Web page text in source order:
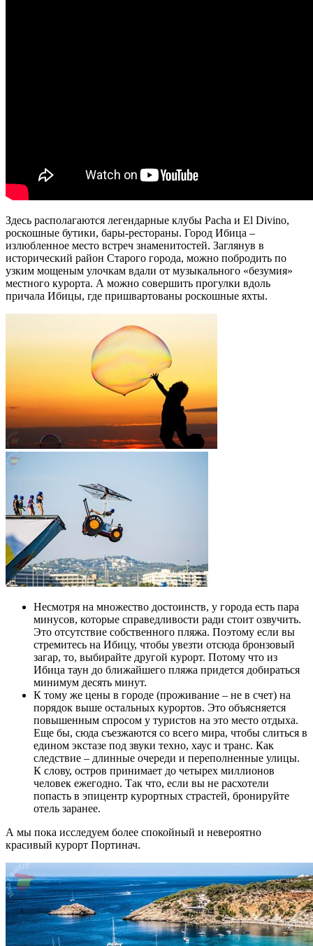
Здесь располагаются легендарные клубы Pacha и El Divino,
роскошные бутики, бары-рестораны. Город Ибица –
излюбленное место встреч знаменитостей. Заглянув в
исторический район Старого города, можно побродить по
узким мощеным улочкам вдали от музыкального «безумия»
местного курорта. А можно совершить прогулки вдоль
причала Ибицы, где пришвартованы роскошные яхты.
Несмотря на множество достоинств, у города есть пара
минусов, которые справедливости ради стоит озвучить.
Это отсутствие собственного пляжа. Поэтому если вы
стремитесь на Ибицу, чтобы увезти отсюда бронзовый
загар, то, выбирайте другой курорт. Потому что из
Ибица таун до ближайшего пляжа придется добираться
минимум десять минут.
К тому же цены в городе (проживание – не в счет) на
порядок выше остальных курортов. Это объясняется
повышенным спросом у туристов на это место отдыха.
Еще бы, сюда съезжаются со всего мира, чтобы слиться в
едином экстазе под звуки техно, хаус и транс. Как
следствие – длинные очереди и переполненные улицы.
К слову, остров принимает до четырех миллионов
человек ежегодно. Так что, если вы не расхотели
попасть в эпицентр курортных страстей, бронируйте
отель заранее.
А мы пока исследуем более спокойный и невероятно
красивый курорт Портинач.